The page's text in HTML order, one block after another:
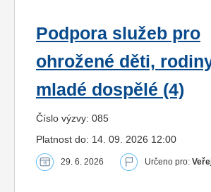
Podpora služeb pro
ohrožené děti,
mladé dospělé (4)
Číslo výzvy: 085
Platnost do: 14. 09. 2026 12:00
29. 6. 2026 Určeno pro: